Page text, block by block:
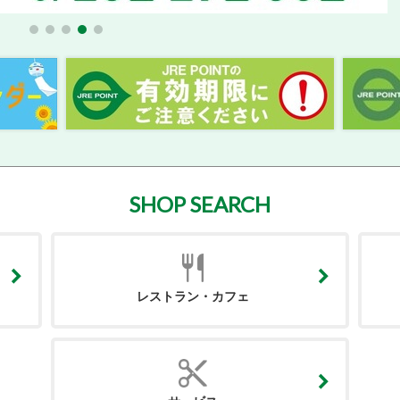
SHOP SEARCH
レストラン・カフェ